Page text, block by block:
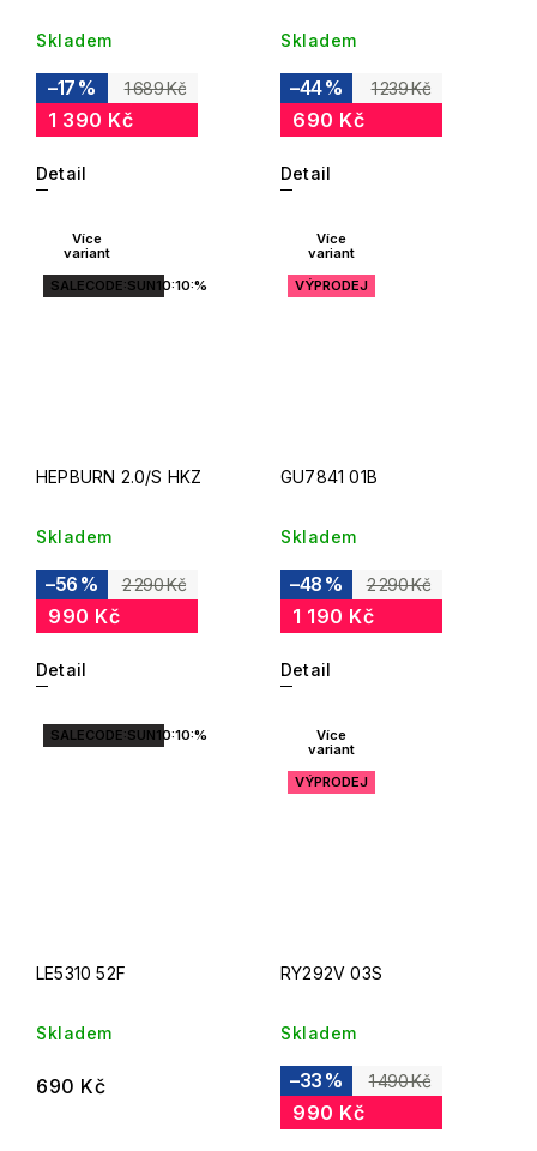
Skladem
1 689 Kč
–17 %
1 390 Kč
Detail
Skladem
1 239 Kč
–44 %
690 Kč
Detail
Více
variant
SALECODE:SUN10:10:%
HEPBURN 2.0/S HKZ
Skladem
2 290 Kč
–56 %
990 Kč
Detail
Více
variant
VÝPRODEJ
GU7841 01B
Skladem
2 290 Kč
–48 %
1 190 Kč
Detail
SALECODE:SUN10:10:%
LE5310 52F
Skladem
690 Kč
Více
variant
VÝPRODEJ
RY292V 03S
Skladem
1 490 Kč
–33 %
990 Kč